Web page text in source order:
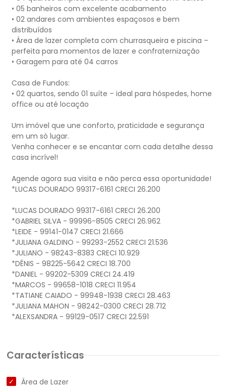
• 05 banheiros com excelente acabamento
• 02 andares com ambientes espaçosos e bem
distribuídos
• Área de lazer completa com churrasqueira e piscina –
perfeita para momentos de lazer e confraternização
• Garagem para até 04 carros
Casa de Fundos:
• 02 quartos, sendo 01 suíte – ideal para hóspedes, home
office ou até locação
Um imóvel que une conforto, praticidade e segurança
em um só lugar.
Venha conhecer e se encantar com cada detalhe dessa
casa incrível!
Agende agora sua visita e não perca essa oportunidade!
*LUCAS DOURADO 99317-6161 CRECI 26.200
*LUCAS DOURADO 99317-6161 CRECI 26.200
*GABRIEL SILVA - 99996-8505 CRECI 26.962
*LEIDE - 99141-0147 CRECI 21.666
*JULIANA GALDINO - 99293-2552 CRECI 21.536
*JULIANO - 98243-8383 CRECI 10.929
*DÊNIS - 98225-5642 CRECI 18.700
*DANIEL - 99202-5309 CRECI 24.419
*MARCOS - 99658-1018 CRECI 11.954
*TATIANE CAIADO - 99948-1938 CRECI 28.463
*JULIANA MAHON - 98242-0300 CRECI 28.712
Características
Área de Lazer